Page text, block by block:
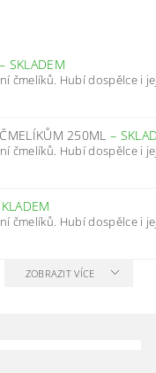
– SKLADEM
čmelíků. Hubí dospělce i
ČMELÍKŮM 250ML–
čmelíků. Hubí dospělce i
čmelíků. Hubí dospělce i
ZOBRAZIT VÍCE